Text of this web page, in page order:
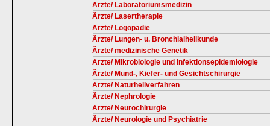
Ärzte/ Laboratoriumsmedizin
Ärzte/ Lasertherapie
Ärzte/ Logopädie
Ärzte/ Lungen- u. Bronchialheilkunde
Ärzte/ medizinische Genetik
Ärzte/ Mikrobiologie und Infektionsepidemiologie
Ärzte/ Mund-, Kiefer- und Gesichtschirurgie
Ärzte/ Naturheilverfahren
Ärzte/ Nephrologie
Ärzte/ Neurochirurgie
Ärzte/ Neurologie und Psychiatrie